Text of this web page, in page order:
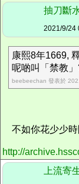
抽刀斷
2021/9/24
康熙8年1669,
呢啲叫「禁教」
beebeechan 發表於
不如你花少少時
http://
上流寄